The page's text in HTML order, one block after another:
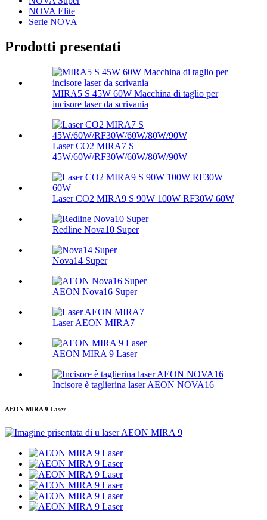
NOVA Elite
Serie NOVA
Prodotti presentati
MIRA5 S 45W 60W Macchina di taglio per
incisore laser da scrivania
Laser CO2 MIRA7 S
45W/60W/RF30W/60W/80W/90W
Laser CO2 MIRA9 S 90W 100W RF30W 60W
Redline Nova10 Super
Nova14 Super
AEON Nova16 Super
Laser AEON MIRA7
AEON MIRA 9 Laser
Incisore è taglierina laser AEON NOVA16
AEON MIRA 9 Laser